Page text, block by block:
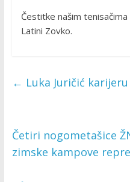
Čestitke našim
Latini Zovko.
← Luka Juričić
Četiri nogometašice
zimske kampove